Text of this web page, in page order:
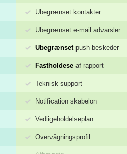
Ubegrænset kontakter
Ubegrænset e-mail advarsler
Ubegrænset push-beskeder
Fastholdese af rapport
Teknisk support
Notification skabelon
Vedligeholdelseplan
Overvågningsprofil